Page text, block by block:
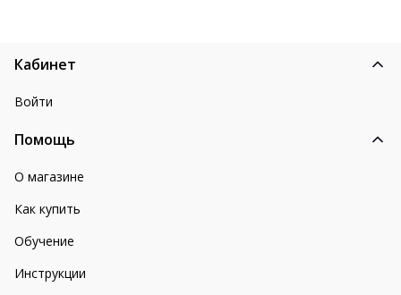
Кабинет
Войти
Помощь
О магазине
Как купить
Обучение
Инструкции